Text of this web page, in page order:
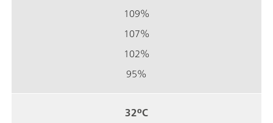
109%
107%
102%
95%
32ºC